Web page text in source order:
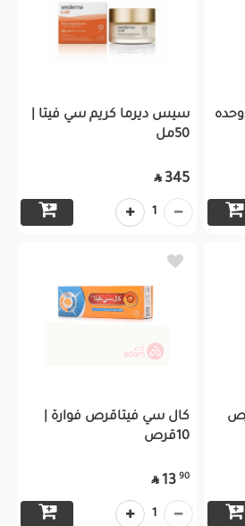
فيتالينك فيتامين د 200وحده
سيس ديرما كريم سي فيتا |
50مل
345

1
كال سي فيتاقرص فوارة |
10قرص
90
13

1